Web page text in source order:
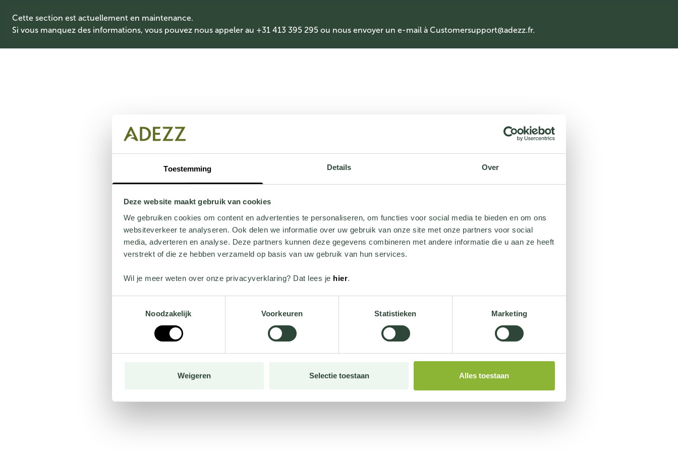
Toestemming Details Over
Deze website maakt gebruik van cookies
We gebruiken cookies om content en advertenties te personaliseren, om functies voor social media te bieden en om ons
websiteverkeer te analyseren. Ook delen we informatie over uw gebruik van onze site met onze partners voor social
media, adverteren en analyse. Deze partners kunnen deze gegevens combineren met andere informatie die u aan ze heeft
verstrekt of die ze hebben verzameld op basis van uw gebruik van hun services.
Wil je meer weten over onze privacyverklaring? Dat lees je hier.
Noodzakelijk
Voorkeuren Statistieken Marketing
Weigeren Selectie toestaan Alles toestaan
Cette section est actuellement en maintenance.
Si vous manquez des informations, vous pouvez nous appeler au +31 413 395 295 ou nous envoyer un e-mail à Customersupport@adezz.fr.